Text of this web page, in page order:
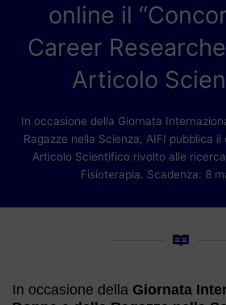
online il
Career
Articolo
In occasione della Giornata
Ragazze nella Scienza, AIFI pubblica
Articolo Scientifico rivolto alle
Fisioterapia. Scadenza: 8
In occasione della Giornata